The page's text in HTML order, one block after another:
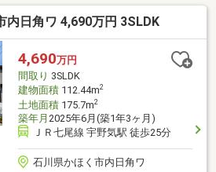
ークをはじめ、適材適所に計画された
きり保てます。さらに家事動線にも
の暮らしやすさを実感いただけます。
幅広いご家族にフィットしやすく、同
較してご検討いただきたい一邸です。
内日角ワ 4,690万円 3SLDK
4,690万円
間取り 3SLDK
建物面積112.44m2
土地面積175.7m2
築年月 2025年6月(築1年3ヶ月)
ＪＲ七尾線 宇野気駅 徒歩25分
石川県かほく市内日角ワ